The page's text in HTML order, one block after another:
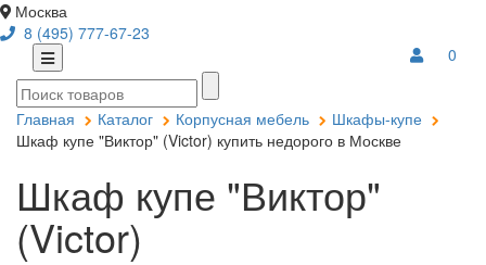
Москва
8 (495) 777-67-23
0
Главная Каталог Корпусная мебель
Шкафы-купе
Шкаф купе "Виктор" (Victor) купить недорого в Москве
Шкаф купе "Виктор"
(Victor)